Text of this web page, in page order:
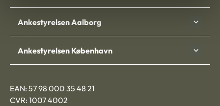
Ankestyrelsen Aalborg
Ankestyrelsen København
EAN: 57 98 000 35 48 21
CVR: 1007 4002